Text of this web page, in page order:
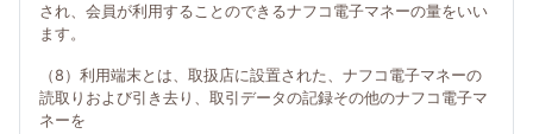
され、会員が利用することのできるナフコ電子マネーの量をいい
ます。
（8）利用端末とは、取扱店に設置された、ナフコ電子マネーの
読取りおよび引き去り、取引データの記録その他のナフコ電子マ
ネーを